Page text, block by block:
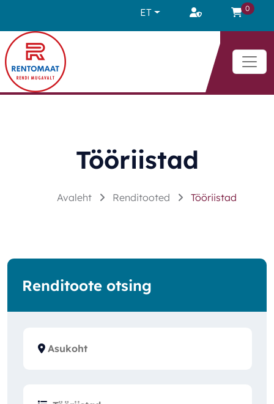
ET 0
Tööriistad
Avaleht Renditooted Tööriistad
Renditoote otsing